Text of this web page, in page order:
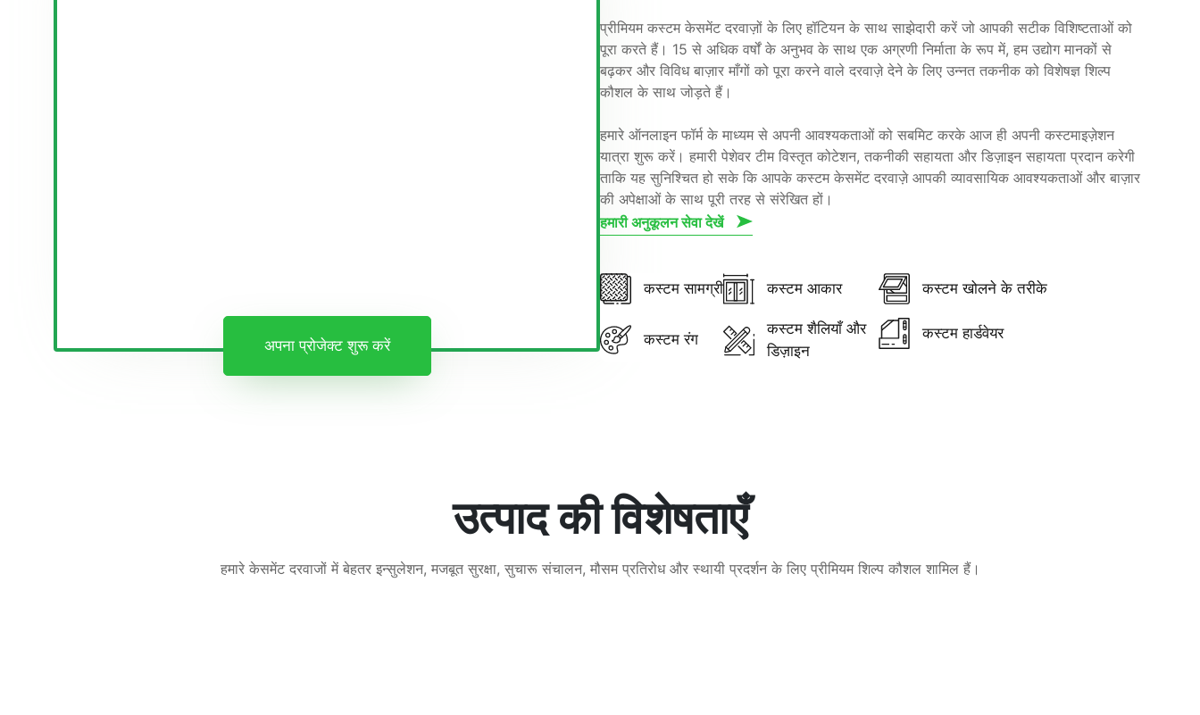
अपना प्रोजेक्ट शुरू करें
प्रीमियम कस्टम केसमेंट दरवाज़ों के लिए हॉटियन के साथ साझेदारी करें जो आपकी सटीक विशिष्टताओं को
पूरा करते हैं। 15 से अधिक वर्षों के अनुभव के साथ एक अग्रणी निर्माता के रूप में, हम उद्योग मानकों से
बढ़कर और विविध बाज़ार माँगों को पूरा करने वाले दरवाज़े देने के लिए उन्नत तकनीक को विशेषज्ञ शिल्प
कौशल के साथ जोड़ते हैं।
हमारे ऑनलाइन फॉर्म के माध्यम से अपनी आवश्यकताओं को सबमिट करके आज ही अपनी कस्टमाइज़ेशन
यात्रा शुरू करें। हमारी पेशेवर टीम विस्तृत कोटेशन, तकनीकी सहायता और डिज़ाइन सहायता प्रदान करेगी
ताकि यह सुनिश्चित हो सके कि आपके कस्टम केसमेंट दरवाज़े आपकी व्यावसायिक आवश्यकताओं और बाज़ार
की अपेक्षाओं के साथ पूरी तरह से संरेखित हों।
हमारी अनुकूलन सेवा देखें
कस्टम सामग्री
कस्टम रंग
कस्टम आकार
कस्टम शैलियाँ और
डिज़ाइन
कस्टम खोलने के तरीके
कस्टम हार्डवेयर
उत्पाद की विशेषताएँ
हमारे केसमेंट दरवाजों में बेहतर इन्सुलेशन, मजबूत सुरक्षा, सुचारू संचालन, मौसम प्रतिरोध और स्थायी प्रदर्शन के लिए प्रीमियम शिल्प कौशल शामिल हैं।